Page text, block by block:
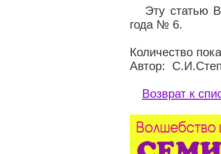
Эту статью
года № 6.
Количество
Автор:
Возврат к